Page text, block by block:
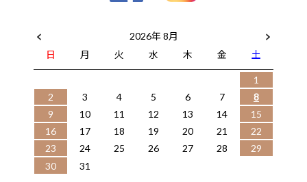
2026年 8月
日
月 火 水 木 金
土
1
2
3 4 5 6 7
8
9
10 11 12 13 14
15
16
17 18 19 20 21
22
23
24 25 26 27 28
29
30
31